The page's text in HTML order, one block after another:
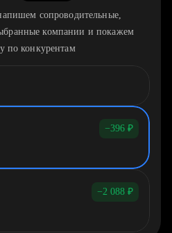
сопроводительные,
компании и покажем
по конкурентам
−396 ₽
−2 088 ₽